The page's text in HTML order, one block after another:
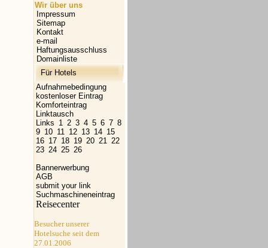
Wir über uns
Impressum
Sitemap
Kontakt
e-mail
Haftungsausschluss
Domainliste
Für Hotels
Aufnahmebedingung
kostenloser Eintrag
Komforteintrag
Linktausch
Links 1 2 3 4 5 6 7 8
9 10 11 12 13 14 15
16 17 18 19 20 21 22
23 24 25 26
Bannerwerbung
AGB
submit your link
Suchmaschineneintrag
Reisecenter
Besucher unserer
Hotelsuche seit dem
27.01.2006